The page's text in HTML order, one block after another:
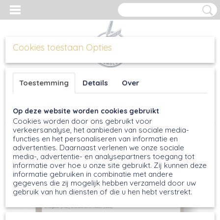
Inloggen Registreren
Home >Broodmixen>Waddenwit Broodmix, 500g
Cookies toestaan Opties
Toestemming Details Over
Op deze website worden cookies gebruikt
Cookies worden door ons gebruikt voor
verkeersanalyse, het aanbieden van sociale media-
functies en het personaliseren van informatie en
advertenties. Daarnaast verlenen we onze sociale
media-, advertentie- en analysepartners toegang tot
informatie over hoe u onze site gebruikt. Zij kunnen deze
informatie gebruiken in combinatie met andere
gegevens die zij mogelijk hebben verzameld door uw
gebruik van hun diensten of die u hen hebt verstrekt.